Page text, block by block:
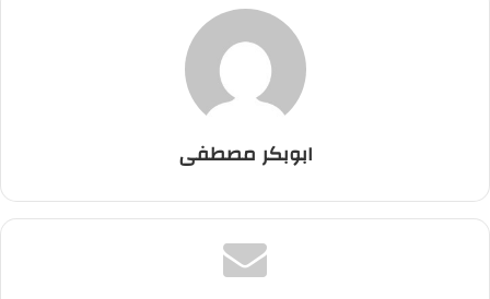
ابوبكر مصطفى